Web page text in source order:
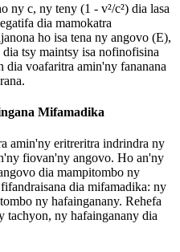
ny c, ny teny (1 - v²/c²) dia lasa
dia mamokatra
ho isa tena ny angovo (E),
tsy maintsy isa nofinofisina
voafaritra amin'ny fananana
Mifamadika
amin'ny eritreritra indrindra ny
fiovan'ny angovo. Ho an'ny
dia mampitombo ny
dia mifamadika: ny
ny hafainganany. Rehefa
tachyon, ny hafainganany dia